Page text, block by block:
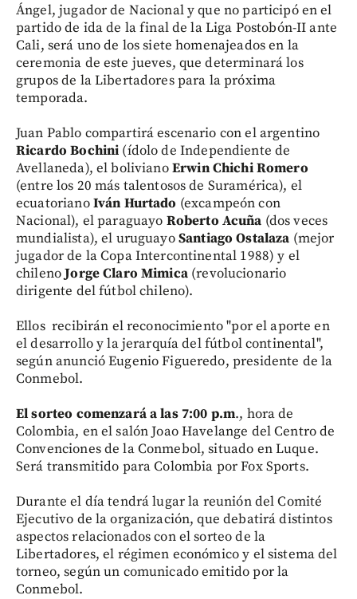
Ángel, jugador de Nacional y que no participó en el
partido de ida de la final de la Liga Postobón-II ante
Cali, será uno de los siete homenajeados en la
ceremonia de este jueves, que determinará los
grupos de la Libertadores para la próxima
temporada.
Juan Pablo compartirá escenario con el argentino
Ricardo Bochini (ídolo de Independiente de
Avellaneda), el bolivianoErwin Chichi Romero
(entre los 20 más talentosos de Suramérica), el
ecuatorianoIván Hurtado (excampeón con
Nacional), el paraguayo Roberto Acuña (dos veces
mundialista), el uruguayoSantiago Ostalaza (mejor
jugador de la Copa Intercontinental 1988) y el
chilenoJorge Claro Mimica(revolucionario
dirigente del fútbol chileno).
Ellos recibirán el reconocimiento "por el aporte en
el desarrollo y la jerarquía del fútbol continental",
según anunció Eugenio Figueredo, presidente de la
Conmebol.
El sorteo comenzará a las 7:00 p.m., hora de
Colombia, en el salón Joao Havelange del Centro de
Convenciones de la Conmebol, situado en Luque.
Será transmitido para Colombia por Fox Sports.
Durante el día tendrá lugar la reunión del Comité
Ejecutivo de la organización, que debatirá distintos
aspectos relacionados con el sorteo de la
Libertadores, el régimen económico y el sistema del
torneo, según un comunicado emitido por la
Conmebol.